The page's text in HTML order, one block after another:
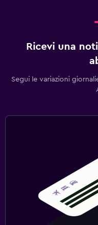
Ricevi una
Segui le variazioni